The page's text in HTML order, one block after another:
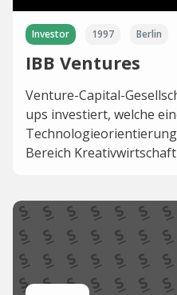
Investor 1997 Berlin
IBB Ventures
Venture-Capital-
ups investiert, welche
Bereich